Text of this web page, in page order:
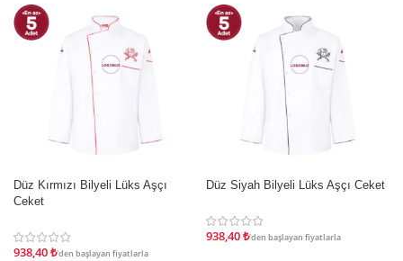
İNDIRIM
Düz Kırmızı Bilyeli Lüks Aşçı
Ceket
938,40₺'den başlayan fiyatlarla
İNDIRIM
Düz Siyah Bilyeli Lüks Aşçı Ceket
938,40₺'den başlayan fiyatlarla